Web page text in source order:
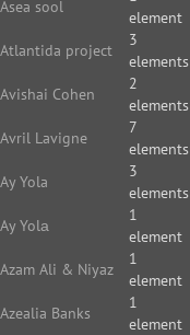
Asea sool
element
Atlantida project
3
elements
Avishai Cohen
2
elements
Avril Lavigne
7
elements
Ay Yola
3
elements
Ay Yolа
1
element
Azam Ali & Niyaz
1
element
Azealia Banks
1
element